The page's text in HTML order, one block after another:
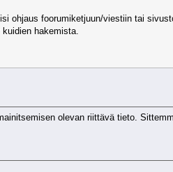
ohjaus foorumiketjuun/viestiin tai
hakemista.
olevan riittävä tieto.